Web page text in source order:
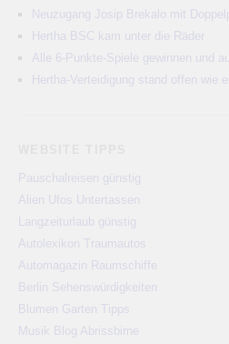
Neuzugang Josip Brekalo mit
Hertha BSC kam unter die Räder
Alle 6-Punkte-Spiele gewinnen und
Hertha-Verteidigung stand offen wie
Pauschalreisen günstig
Alien Ufos Untertassen
Langzeiturlaub günstig
Autolexikon Traumautos
Automagazin Raumschiffe
Berlin Sehenswürdigkeiten
Blumen Garten Tipps
Musik Blog Abrissbirne